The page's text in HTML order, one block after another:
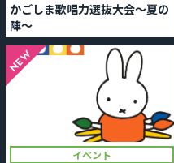
かごしま歌唱力選抜大会～夏の
陣～
NEW
イベント